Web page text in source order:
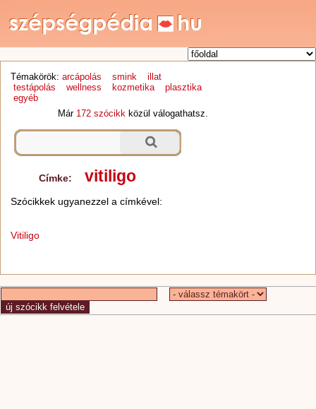
Témakörök: arcápolás smink
illat
testápolás
wellness kozmetika
plasztika
egyéb
Már 172 szócikk közül válogathatsz.
Címke: vitiligo
Szócikkek ugyanezzel a címkével:
Vitiligo